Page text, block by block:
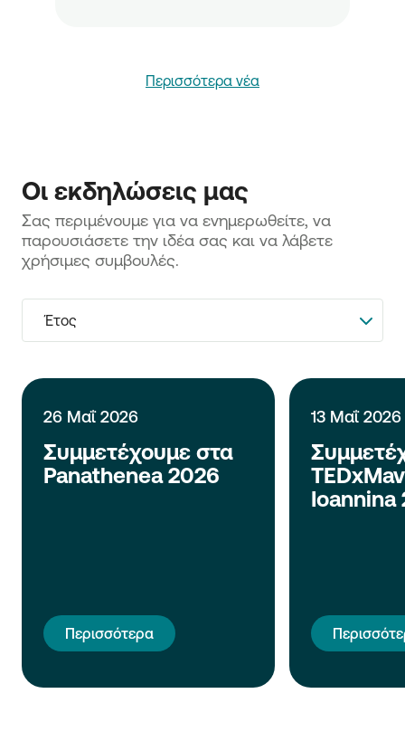
Περισσότερα νέα
Οι εκδηλώσεις μας
Σας περιμένουμε για να ενημερωθείτε, να
παρουσιάσετε την ιδέα σας και να λάβετε
χρήσιμες συμβουλές.
Έτος
26 Μαΐ 2026
Συμμετέχουμε στα
Panathenea 2026
Περισσότερα
13 Μαΐ 2026
Ioannina